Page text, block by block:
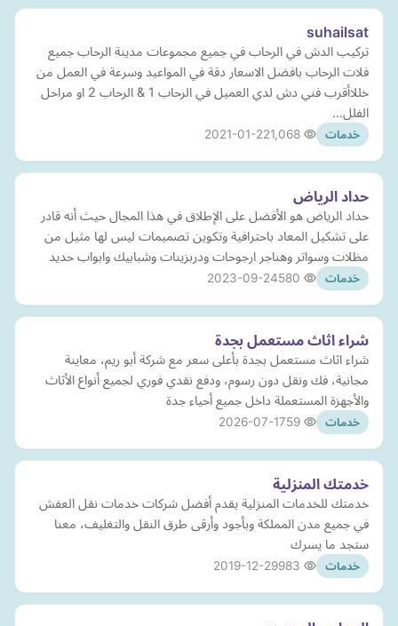
suhailsat
تركيب الدش في الرحاب في جميع مجموعات مدينة الرحاب جميع
فلات الرحاب بافضل الاسعار دقة في المواعيد وسرعة في العمل من
خللاأقرب فني دش لدي العميل في الرحاب 1 & الرحاب 2 او مراحل
الفلل…
خدمات 2021-01-22
حداد الرياض
حداد الرياض هو الأفضل على الإطلاق في هذا المجال حيث أنه قادر
على تشكيل المعاد باحترافية وتكوين تصميمات ليس لها مثيل من
مظلات وسواتر وهناجر ارجوحات ودربزينات وشبابيك وابواب حديد
خدمات 2023-09-24
شراء اثاث مستعمل بجدة
شراء اثاث مستعمل بجدة بأعلى سعر مع شركة أبو ريم، معاينة
مجانية، فك ونقل دون رسوم، ودفع نقدي فوري لجميع أنواع الأثاث
والأجهزة المستعملة داخل جميع أحياء جدة
خدمات 2026-07-17
خدمتك المنزلية
خدمتك للخدمات المنزلية يقدم أفضل شركات خدمات نقل العفش
في جميع مدن المملكة وبأجود وأرقى طرق النقل والتغليف، معنا
ستجد ما يسرك
خدمات 2019-12-29